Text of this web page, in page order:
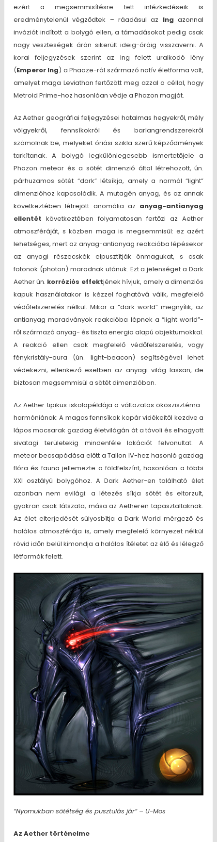
ezért a megsemmisítésre tett intézkedéseik is
eredménytelenül végződtek – ráadásul az Ing azonnal
inváziót indított a bolygó ellen, a támadásokat pedig csak
nagy veszteségek árán sikerült ideig-óráig visszaverni. A
korai feljegyzések szerint az Ing felett uralkodó lény
(Emperor Ing) a Phaaze-ról származó natív életforma volt,
amelyet maga Leviathan fertőzött meg azzal a céllal, hogy
Metroid Prime-hoz hasonlóan védje a Phazon magját.
Az Aether geográfiai feljegyzései hatalmas hegyekről, mély
völgyekről, fennsíkokról és barlangrendszerekről
számolnak be, melyeket óriási szikla szerű képződmények
tarkítanak. A bolygó legkülönlegesebb ismertetőjele a
Phazon meteor és a sötét dimenzió által létrehozott, ún.
párhuzamos sötét “dark” létsíkja, amely a normál “light”
dimenzióhoz kapcsolódik. A mutagén anyag, és az annak
következtében létrejött anomália az anyag-antianyag
ellentét következtében folyamatosan fertőzi az Aether
atmoszféráját, s közben maga is megsemmisül: ez azért
lehetséges, mert az anyag-antianyag reakcióba lépésekor
az anyagi részecskék elpusztítják önmagukat, s csak
fotonok (photon) maradnak utánuk. Ezt a jelenséget a Dark
Aether ún. korróziós effektjének hívjuk, amely a dimenziós
kapuk használatakor is kézzel foghatóvá válik, megfelelő
védőfelszerelés nélkül. Mikor a “dark world” megnyílik, az
antianyag maradványok reakcióba lépnek a “light world”-
ről származó anyag- és tiszta energia alapú objektumokkal.
A reakció ellen csak megfelelő védőfelszerelés, vagy
fénykristály-aura (ún. light-beacon) segítségével lehet
védekezni, ellenkező esetben az anyagi világ lassan, de
biztosan megsemmisül a sötét dimenzióban.
Az Aether tipikus iskolapéldája a változatos ököszisztéma-
harmóniának: A magas fennsíkok kopár vidékeitől kezdve a
lápos mocsarak gazdag életvilágán át a távoli és elhagyott
sivatagi területekig mindenféle lokációt felvonultat. A
meteor becsapódása előtt a Tallon IV-hez hasonló gazdag
flóra és fauna jellemezte a földfelszínt, hasonlóan a többi
XXI osztályú bolygóhoz. A Dark Aether-en található élet
azonban nem evilági: a létezés síkja sötét és eltorzult,
gyakran csak látszata, mása az Aetheren tapasztaltaknak.
Az élet elterjedését súlyosbítja a Dark World mérgező és
halálos atmoszférája is, amely megfelelő környezet nélkül
rövid időn belül kimondja a halálos ítéletet az élő és lélegző
létformák felett.
“Nyomukban sötétség és pusztulás jár” – U-Mos
Az Aether történelme